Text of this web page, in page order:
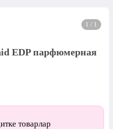
1 / 1
EDP парфюмерная
товарлар